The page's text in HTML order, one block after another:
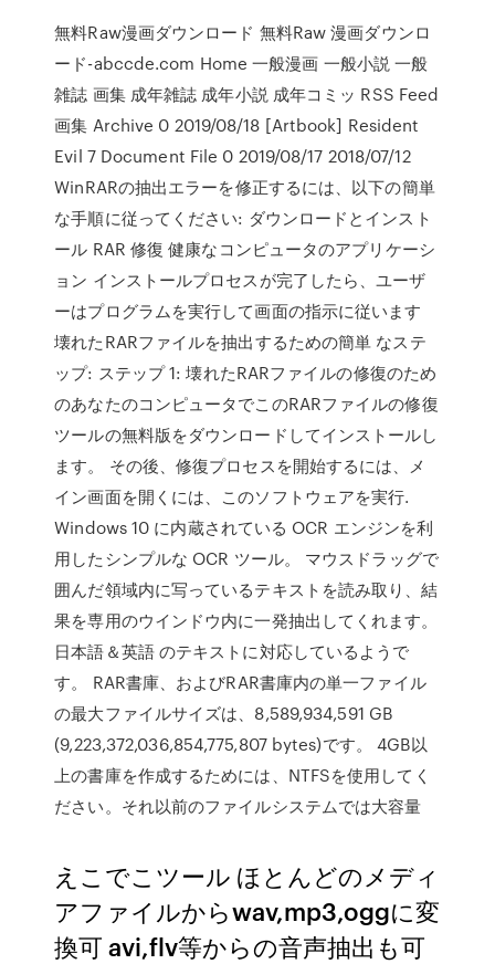
無料Raw漫画ダウンロード 無料Raw 漫画ダウンロ
ード-abccde.com Home 一般漫画 一般小説 一般
雑誌 画集 成年雑誌 成年小説 成年コミッ RSS Feed
画集 Archive 0 2019/08/18 [Artbook] Resident
Evil 7 Document File 0 2019/08/17 2018/07/12
WinRARの抽出エラーを修正するには、以下の簡単
な手順に従ってください: ダウンロードとインスト
ール RAR 修復 健康なコンピュータのアプリケーシ
ョン インストールプロセスが完了したら、ユーザ
ーはプログラムを実行して画面の指示に従います
壊れたRARファイルを抽出するための簡単 なステ
ップ: ステップ 1: 壊れたRARファイルの修復のため
のあなたのコンピュータでこのRARファイルの修復
ツールの無料版をダウンロードしてインストールし
ます。 その後、修復プロセスを開始するには、メ
イン画面を開くには、このソフトウェアを実行.
Windows 10 に内蔵されている OCR エンジンを利
用したシンプルな OCR ツール。 マウスドラッグで
囲んだ領域内に写っているテキストを読み取り、結
果を専用のウインドウ内に一発抽出してくれます。
日本語＆英語 のテキストに対応しているようで
す。 RAR書庫、およびRAR書庫内の単一ファイル
の最大ファイルサイズは、8,589,934,591 GB
(9,223,372,036,854,775,807 bytes)です。 4GB以
上の書庫を作成するためには、NTFSを使用してく
ださい。それ以前のファイルシステムでは大容量
えこでこツール ほとんどのメディ
アファイルからwav,mp3,oggに変
換可 avi,flv等からの音声抽出も可